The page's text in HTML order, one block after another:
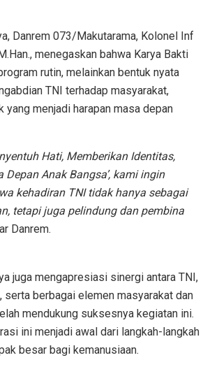
Danrem 073/Makutarama, Kolonel Inf
menegaskan bahwa Karya Bakti
rutin, melainkan bentuk nyata
TNI terhadap masyarakat,
yang menjadi harapan masa depan
Hati, Memberikan Identitas,
Anak Bangsa’, kami ingin
kehadiran TNI tidak hanya sebagai
tetapi juga pelindung dan pembina
Danrem.
juga mengapresiasi sinergi antara TNI,
serta berbagai elemen masyarakat dan
mendukung suksesnya kegiatan ini.
ini menjadi awal dari langkah-langkah
besar bagi kemanusiaan.